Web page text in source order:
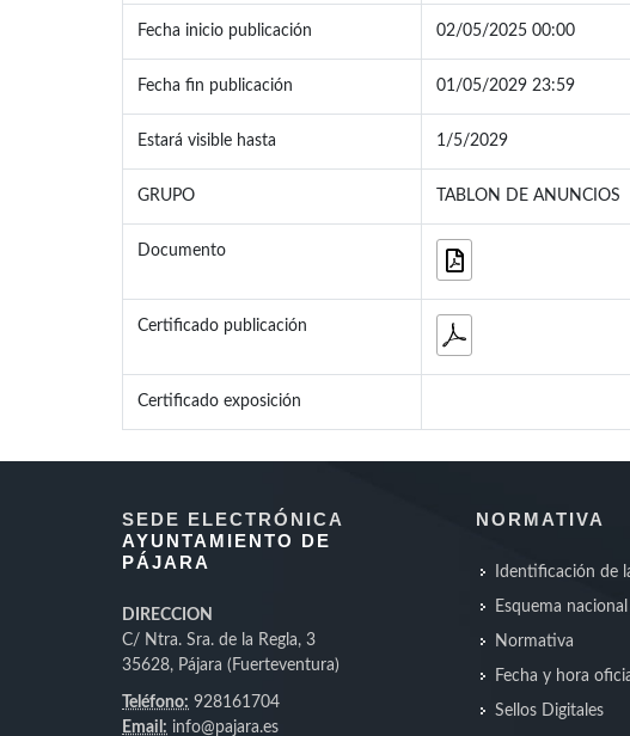
Fecha inicio publicación 02/05/2025 00:00
Fecha fin publicación 01/05/2029 23:59
Estará visible hasta 1/5/2029
GRUPO TABLON DE ANUNCIOS
Documento
Certificado publicación
Certificado exposición
SEDE ELECTRÓNICA
AYUNTAMIENTO DE
PÁJARA
DIRECCION
C/ Ntra. Sra. de la Regla, 3
35628, Pájara (Fuerteventura)
Teléfono: 928161704
Email: info@pajara.es
NORMATIVA
Identificación de
Esquema
Normativa
Fecha y hora
Sellos Digitales